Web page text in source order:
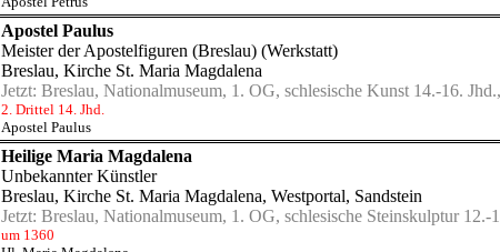
Apostel Paulus
Meister der Apostelfiguren (Breslau) (Werkstatt)
Breslau, Kirche St. Maria Magdalena
Jetzt: Breslau, Nationalmuseum, 1. OG, schlesische Kunst 14.-16.
2. Drittel 14. Jhd.
Apostel Paulus
Heilige Maria Magdalena
Unbekannter Künstler
Breslau, Kirche St. Maria Magdalena, Westportal, Sandstein
Jetzt: Breslau, Nationalmuseum, 1. OG, schlesische Steinskulptur 12.-
um 1360